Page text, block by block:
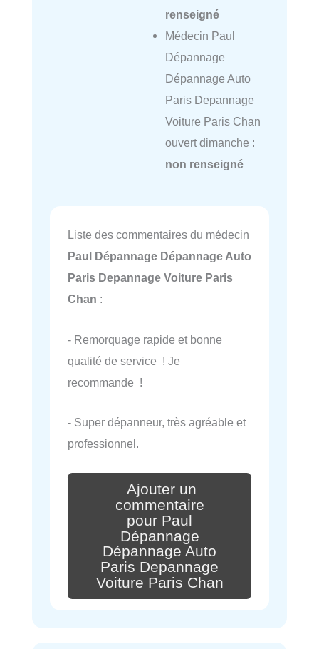
renseigné
Médecin Paul
Dépannage
Dépannage Auto
Paris Depannage
Voiture Paris Chan
ouvert dimanche :
non renseigné
Liste des commentaires du médecin
Paul Dépannage Dépannage Auto
Paris Depannage Voiture Paris
Chan :
- Remorquage rapide et bonne
qualité de service ! Je
recommande !
- Super dépanneur, très agréable et
professionnel.
Ajouter un
commentaire
pour Paul
Dépannage
Dépannage Auto
Paris Depannage
Voiture Paris Chan